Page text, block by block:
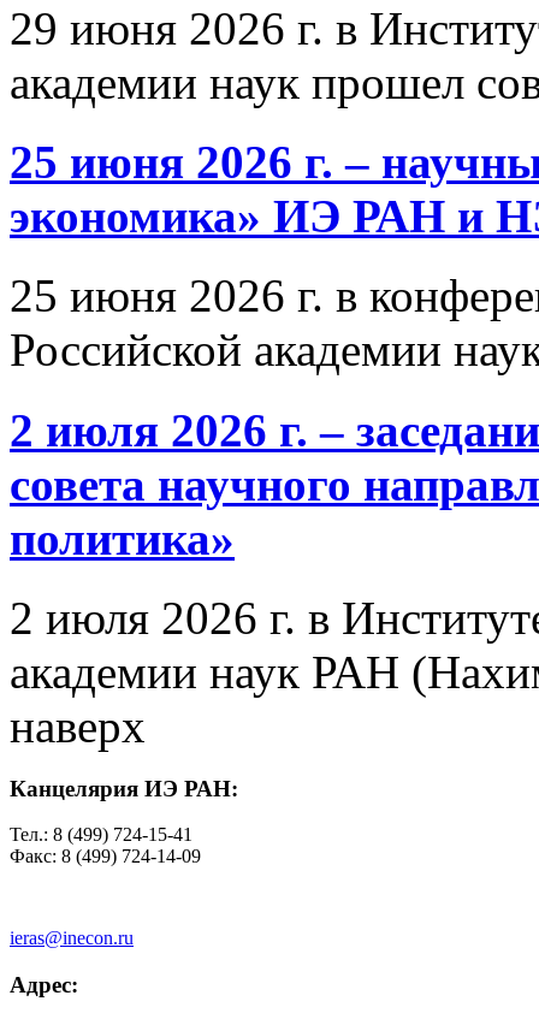
29 июня 2026 г. в
академии наук прошел
25 июня 2026 г. –
экономика» ИЭ РАН и
25 июня 2026 г. в
Российской академии
2 июля 2026 г. –
совета научного
политика»
2 июля 2026 г. в
академии наук РАН
наверх
Канцелярия ИЭ РАН:
Тел.: 8 (499) 724-15-41
Факс: 8 (499) 724-14-09
ieras@inecon.ru
Адрес: